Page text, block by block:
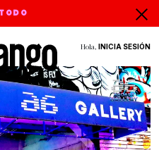
Hola, INICIA SESIÓN